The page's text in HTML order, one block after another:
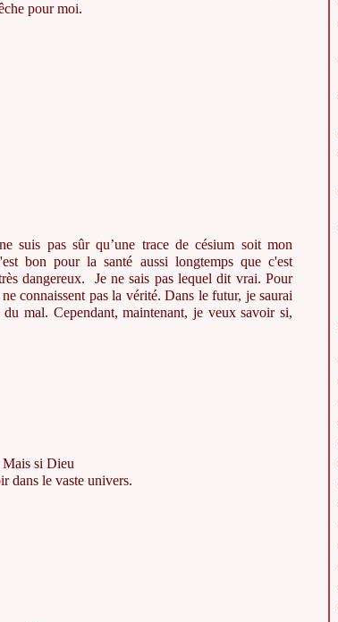
pour moi.
suis pas sûr qu’une trace de césium soit mon
bon pour la santé aussi longtemps que c'est
dangereux. Je ne sais pas lequel dit vrai. Pour
connaissent pas la vérité. Dans le futur, je saurai
mal. Cependant, maintenant, je veux savoir si,
Mais si Dieu
dans le vaste univers.